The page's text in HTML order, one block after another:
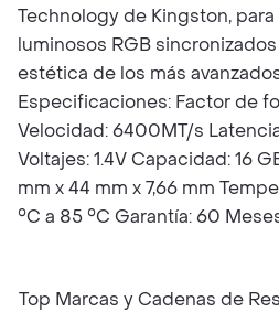
Technology de Kingston,
luminosos RGB
estética de los más
Especificaciones: Factor de
Velocidad: 6400MT/s
Voltajes: 1.4V Capacidad: 16
mm x 44 mm x 7,66 mm
°C a 85 °C Garantía: 60
Top Marcas y Cadenas de